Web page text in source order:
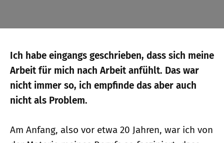
Ich habe eingangs geschrieben, dass sich meine
Arbeit für mich nach Arbeit anfühlt. Das war
nicht immer so, ich empfinde das aber auch
nicht als Problem.
Am Anfang, also vor etwa 20 Jahren, war ich von